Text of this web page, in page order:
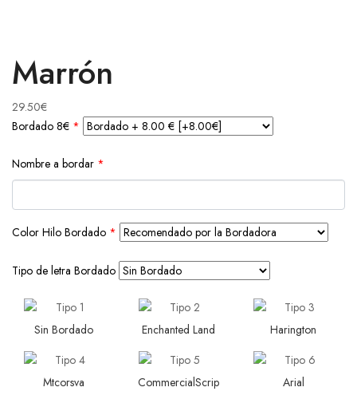
Marrón
29.50€
Bordado 8€ *
Nombre a bordar *
Color Hilo Bordado *
Tipo de letra Bordado
Sin Bordado Enchanted Land Harington
Mtcorsva CommercialScrip Arial